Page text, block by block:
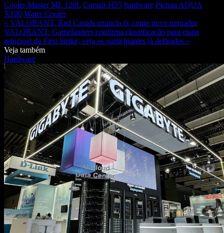
Cooler Master ML 120L Corsair H55 hardware Pichau AQUA
X100 Water Cooler
« VALORANT: Red Canids anuncia fv como novo treinador
VALORANT: Gamelanders confirma classificação para etapa
principal do First Strike; veja os participantes já definidos »
Veja também
Hardware